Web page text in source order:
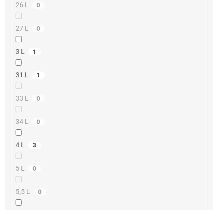
26 L 0
27 L 0
3 L 1
31 L 1
33 L 0
34 L 0
4 L 3
5 L 0
5,5 L 0